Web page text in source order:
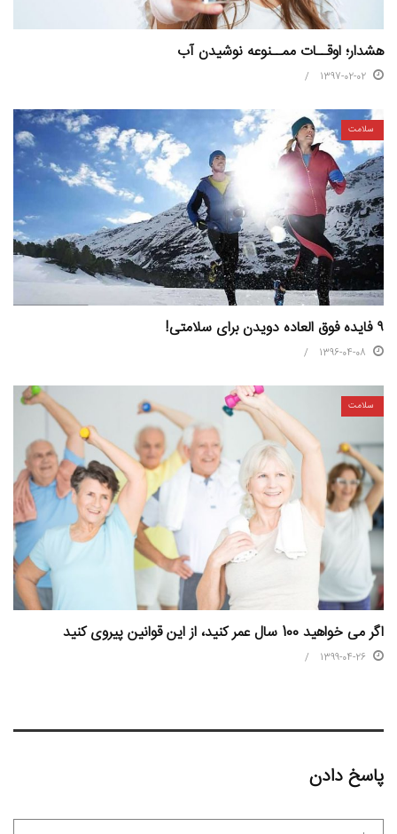
هشدار؛ اوقــات ممــنوعه نوشیدن آب
1397-02-02
سلامت
۹ فایده فوق العاده دویدن برای سلامتی!
1396-04-08
سلامت
اگر می خواهید 100 سال عمر کنید، از این قوانین پیروی کنید
1399-04-26
پاسخ دادن